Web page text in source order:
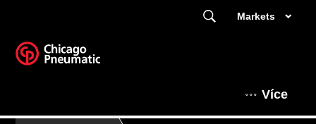
Markets
Více